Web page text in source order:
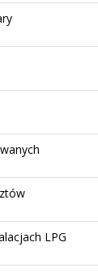
LPG